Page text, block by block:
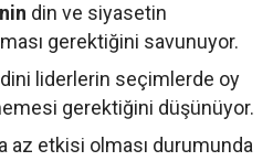
din ve siyasetin
gerektiğini savunuyor.
dini liderlerin seçimlerde oy
gerektiğini düşünüyor.
az etkisi olması durumunda